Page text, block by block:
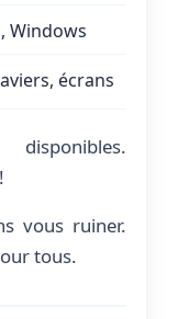
Windows
écrans
disponibles.
vous ruiner.
tous.